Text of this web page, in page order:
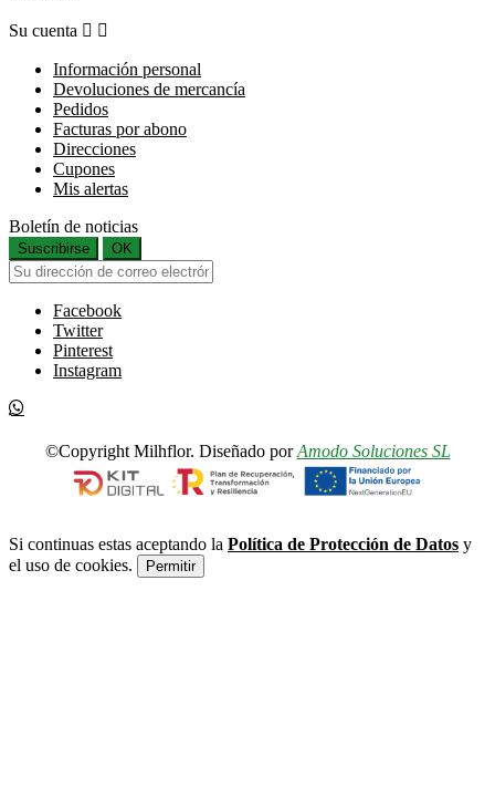
Su cuenta  
Información personal
Devoluciones de mercancía
Pedidos
Facturas por abono
Direcciones
Cupones
Mis alertas
Boletín de noticias
Suscribirse OK
Facebook
Twitter
Pinterest
Instagram
©Copyright Milhflor. Diseñado porAmodo Soluciones SL
Si continuas estas aceptando la Política de Protección de Datos y
el uso de cookies.
Permitir